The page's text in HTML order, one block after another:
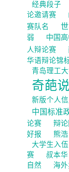
经典段子
论邀请赛
赛队名
弱
中国
人辩论赛
华语辩论锦
青岛理工
奇葩
新版个人
中国标准
论赛
辩论
好报
熊浩
大学生入伍
赛
叔本华
自然
海